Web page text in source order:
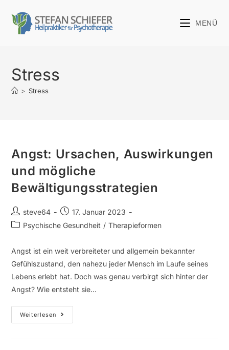
MENÜ
Stress
> Stress
Angst: Ursachen, Auswirkungen
und mögliche
Bewältigungsstrategien
steve64
17. Januar 2023
Psychische Gesundheit / Therapieformen
Angst ist ein weit verbreiteter und allgemein bekannter
Gefühlszustand, den nahezu jeder Mensch im Laufe seines
Lebens erlebt hat. Doch was genau verbirgt sich hinter der
Angst? Wie entsteht sie…
Weiterlesen